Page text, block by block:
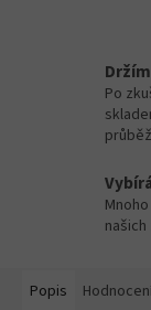
Po
Popis